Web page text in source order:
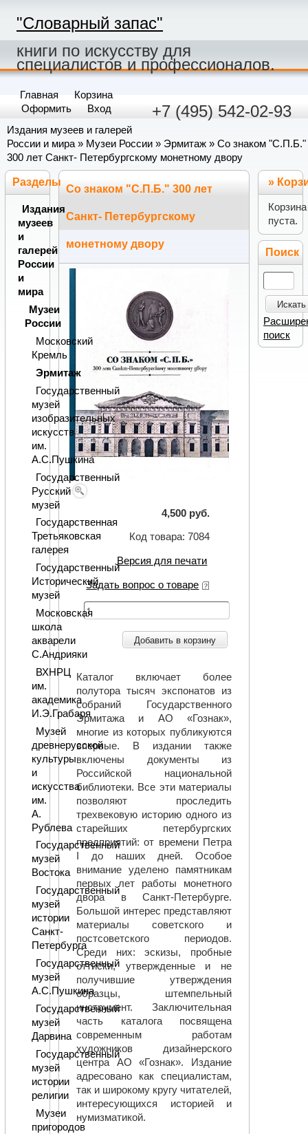
"Словарный запас"
книги по искусству для
специалистов и профессионалов.
+7 (495) 542-02-93
Главная
Корзина
Оформить
Вход
Издания музеев и галерей
России и мира» Музеи России » Эрмитаж » Со знаком "С.П.Б."
300 лет Санкт- Петербургскому монетному двору
Со знаком "С.П.Б." 300 лет
Санкт- Петербургскому
монетному двору
4,500 руб.
Код товара: 7084
Версия для печати
Задать вопрос о товаре
Добавить в корзину
Каталог включает более
полутора тысяч экспонатов из
собраний Государственного
Эрмитажа и АО «Гознак»,
многие из которых публикуются
впервые. В издании также
включены документы из
Российской национальной
библиотеки. Все эти материалы
позволяют проследить
трехвековую историю одного из
старейших петербургских
предприятий: от времени Петра
I до наших дней. Особое
внимание уделено памятникам
первых лет работы монетного
двора в Санкт-Петербурге.
Большой интерес представляют
материалы советского и
постсоветского периодов.
Среди них: эскизы, пробные
оттиски, утвержденные и не
получившие утверждения
образцы, штемпельный
инструмент. Заключительная
часть каталога посвящена
современным работам
художников дизайнерского
центра АО «Гознак». Издание
адресовано как специалистам,
так и широкому кругу читателей,
интересующихся историей и
нумизматикой.
Разделы
Издания
музеев
и
галерей
России
и
мира
Музеи
России
Московский
Кремль
Эрмитаж
Государственный
музей
изобразительных
искусств
им.
А.С.Пушкина
Государственный
Русский
музей
Государственная
Третьяковская
галерея
Государственный
Исторический
музей
Московская
школа
акварели
С.Андрияки
ВХНРЦ
им.
академика
И.Э.Грабаря
Музей
древнерусской
культуры
и
искусства
им.
А.
Рублева
Государственный
музей
Востока
Государственный
музей
истории
Санкт-
Петербурга
Государственный
музей
А.С.Пушкина
Государственный
музей
Дарвина
Государственный
музей
истории
религии
Музеи
пригородов
»
Корзина
пуста.
Поиск
Искать
поиск